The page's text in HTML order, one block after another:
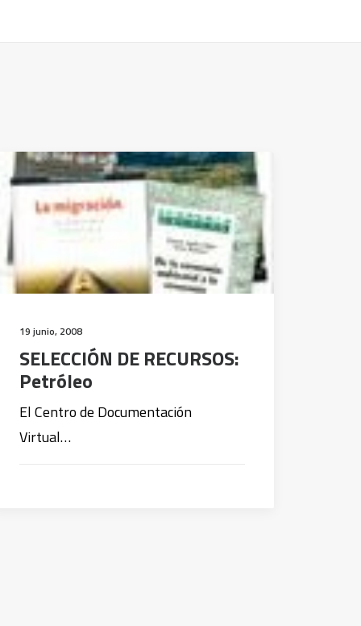
19 junio, 2008
SELECCIÓN DE RECURSOS:
Petróleo
El Centro de Documentación
Virtual…